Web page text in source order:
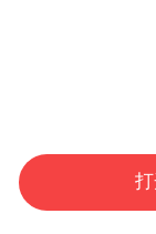
上日程，除
民进党有什